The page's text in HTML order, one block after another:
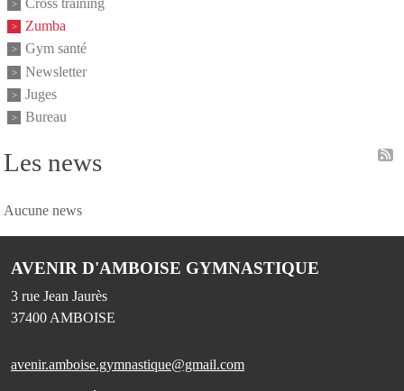
Les news
Aucune news
Cross training
Zumba
Gym santé
Newsletter
Juges
Bureau
AVENIR D'AMBOISE GYMNASTIQUE
3 rue Jean Jaurès
37400 AMBOISE
avenir.amboise.gymnastique@gmail.com